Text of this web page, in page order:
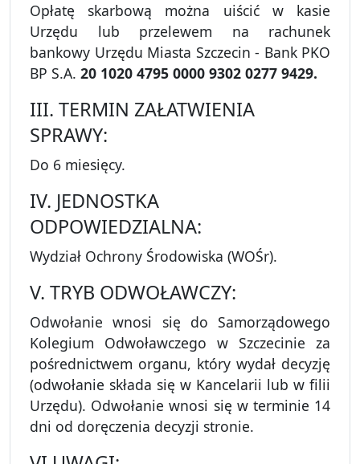
Opłatę skarbową można uiścić w kasie
Urzędu lub przelewem na rachunek
bankowy Urzędu Miasta Szczecin - Bank PKO
BP S.A. 20 1020 4795 0000 9302 0277 9429.
III. TERMIN ZAŁATWIENIA
SPRAWY:
Do 6 miesięcy.
IV. JEDNOSTKA
ODPOWIEDZIALNA:
Wydział Ochrony Środowiska (WOŚr).
V. TRYB ODWOŁAWCZY:
Odwołanie wnosi się do Samorządowego
Kolegium Odwoławczego w Szczecinie za
pośrednictwem organu, który wydał decyzję
(odwołanie składa się w Kancelarii lub w filii
Urzędu). Odwołanie wnosi się w terminie 14
dni od doręczenia decyzji stronie.